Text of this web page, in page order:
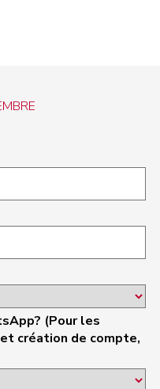
(Pour les
création de compte,